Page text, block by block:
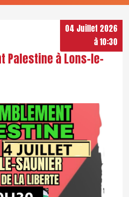
04 Juillet 2026
à 10:30
Palestine à Lons-le-